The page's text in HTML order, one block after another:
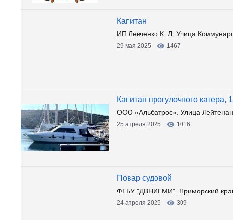
Капитан
ИП Левченко К. Л. Улица
29 мая 2025 1467
Капитан прогулочного катера,
ООО «Альбатрос». Улица
25 апреля 2025 1016
Повар судовой
ФГБУ "ДВНИГМИ". Приморский край,
24 апреля 2025 309